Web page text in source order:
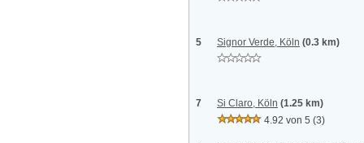
5 Signor Verde, Köln (0.3 km)
7 Si Claro, Köln (1.25 km)
4.92 von 5 (3)